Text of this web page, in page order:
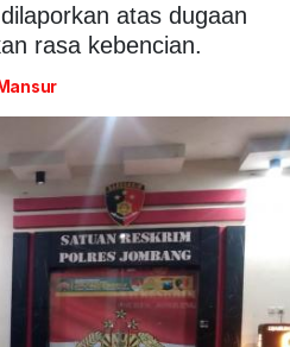
atas dugaan
rasa kebencian.